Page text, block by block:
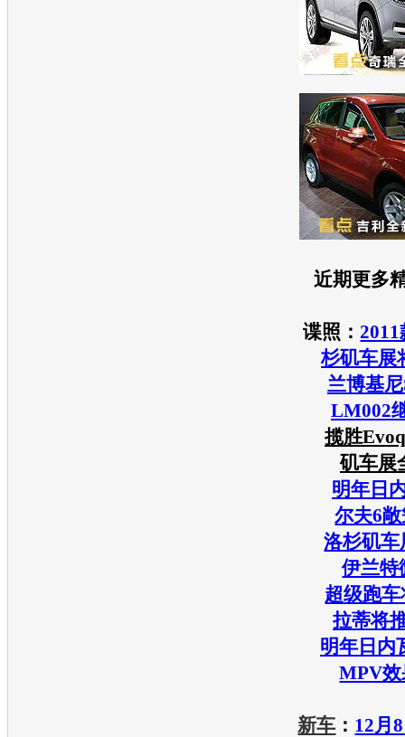
近期更多
谍照：
杉矶车展
兰博基
LM002
揽胜
矶车展
明年日
尔夫6
洛杉矶车
伊兰特
超级跑
拉蒂将
明年日内
MPV
新车 ： 12月